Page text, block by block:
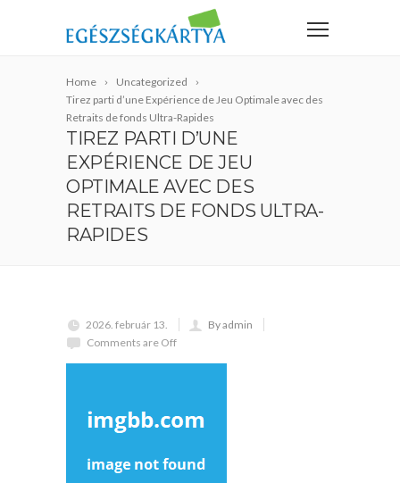
Home
Uncategorized
Tirez parti d’une Expérience de Jeu Optimale avec des
Retraits de fonds Ultra-Rapides
TIREZ PARTI D’UNE
EXPÉRIENCE DE JEU
OPTIMALE AVEC DES
RETRAITS DE FONDS ULTRA-
RAPIDES
2026. február 13.
By admin
Comments are Off